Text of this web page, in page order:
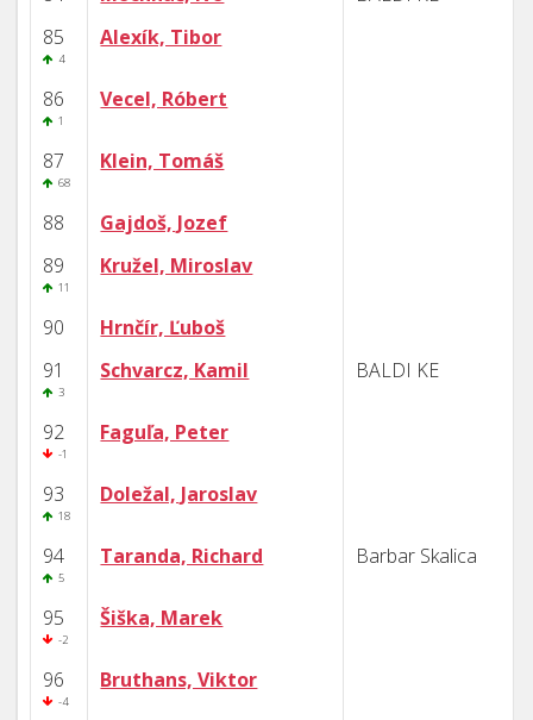
85
4
Alexík, Tibor
86
1
Vecel, Róbert
87
68
Klein, Tomáš
88
Gajdoš, Jozef
89
11
Kružel, Miroslav
90
Hrnčír, Ľuboš
91
3
Schvarcz, Kamil BALDI KE
92
-1
Faguľa, Peter
93
18
Doležal, Jaroslav
94
5
Taranda, Richard Barbar Skalica
95
-2
Šiška, Marek
96
-4
Bruthans, Viktor